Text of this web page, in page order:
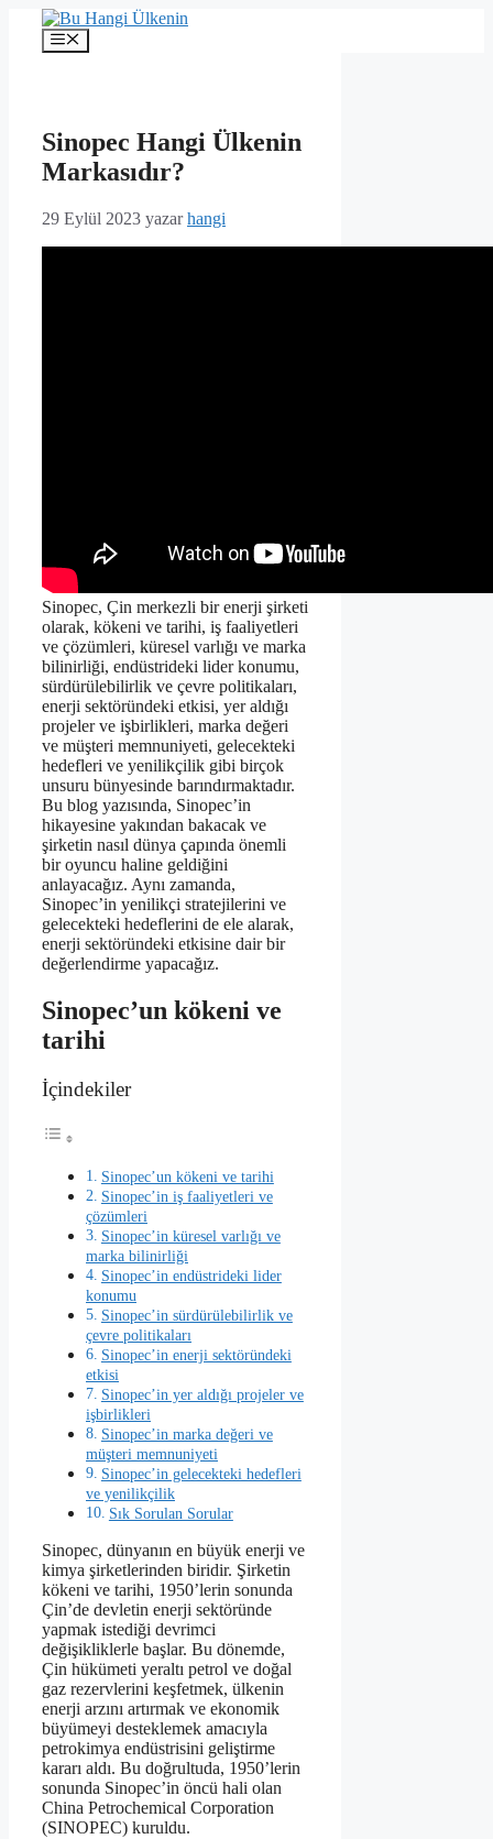
İçeriğe
Menü
Sinopec Hangi Ülkenin
Markasıdır?
29 Eylül 2023 yazarhangi
Sinopec, Çin merkezli bir enerji şirketi
olarak, kökeni ve tarihi, iş faaliyetleri
ve çözümleri, küresel varlığı ve marka
bilinirliği, endüstrideki lider konumu,
sürdürülebilirlik ve çevre politikaları,
enerji sektöründeki etkisi, yer aldığı
projeler ve işbirlikleri, marka değeri
ve müşteri memnuniyeti, gelecekteki
hedefleri ve yenilikçilik gibi birçok
unsuru bünyesinde barındırmaktadır.
Bu blog yazısında, Sinopec’in
hikayesine yakından bakacak ve
şirketin nasıl dünya çapında önemli
bir oyuncu haline geldiğini
anlayacağız. Aynı zamanda,
Sinopec’in yenilikçi stratejilerini ve
gelecekteki hedeflerini de ele alarak,
enerji sektöründeki etkisine dair bir
değerlendirme yapacağız.
Sinopec’un kökeni ve
tarihi
İçindekiler
Sinopec’un kökeni ve tarihi
Sinopec’in iş faaliyetleri ve
çözümleri
Sinopec’in küresel varlığı ve
marka bilinirliği
Sinopec’in endüstrideki lider
konumu
Sinopec’in sürdürülebilirlik ve
çevre politikaları
Sinopec’in enerji sektöründeki
etkisi
Sinopec’in yer aldığı projeler ve
işbirlikleri
Sinopec’in marka değeri ve
müşteri memnuniyeti
Sinopec’in gelecekteki hedefleri
ve yenilikçilik
Sık Sorulan Sorular
Sinopec, dünyanın en büyük enerji ve
kimya şirketlerinden biridir. Şirketin
kökeni ve tarihi, 1950’lerin sonunda
Çin’de devletin enerji sektöründe
yapmak istediği devrimci
değişikliklerle başlar. Bu dönemde,
Çin hükümeti yeraltı petrol ve doğal
gaz rezervlerini keşfetmek, ülkenin
enerji arzını artırmak ve ekonomik
büyümeyi desteklemek amacıyla
petrokimya endüstrisini geliştirme
kararı aldı. Bu doğrultuda, 1950’lerin
sonunda Sinopec’in öncü hali olan
China Petrochemical Corporation
(SINOPEC) kuruldu.